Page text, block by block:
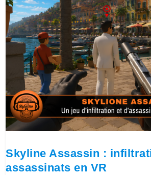
Skyline Assassin :
assassinats en VR